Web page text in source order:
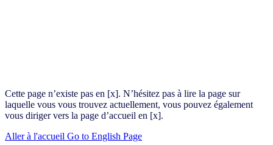
Cette page n’existe pas en [x]. N’hésitez pas à lire la page sur
laquelle vous vous trouvez actuellement, vous pouvez également
vous diriger vers la page d’accueil en [x].
Aller à l'accueil Go to English Page